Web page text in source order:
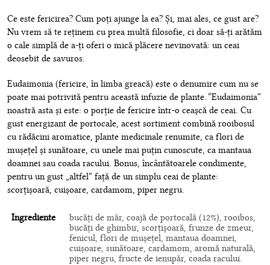
Ce este fericirea? Cum poți ajunge la ea? Și, mai ales, ce gust are?
Nu vrem să te reținem cu prea multă filosofie, ci doar să-ți arătăm
o cale simplă de a-ți oferi o mică plăcere nevinovată: un ceai
deosebit de savuros.
Eudaimonia (fericire, în limba greacă) este o denumire cum nu se
poate mai potrivită pentru această infuzie de plante. “Eudaimonia”
noastră asta și este: o porție de fericire într-o ceașcă de ceai. Cu
gust energizant de portocale, acest sortiment combină rooibosul
cu rădăcini aromatice, plante medicinale renumite, ca flori de
mușețel și sunătoare, cu unele mai puțin cunoscute, ca mantaua
doamnei sau coada racului. Bonus, încântătoarele condimente,
pentru un gust „altfel” față de un simplu ceai de plante:
scorțișoară, cuișoare, cardamom, piper negru.
Ingrediente
bucăți de măr, coajă de portocală (12%), rooibos,
bucăți de ghimbir, scorțișoară, frunze de zmeur,
fenicul, flori de mușețel, mantaua doamnei,
cuișoare, sunătoare, cardamom, aromă naturală,
piper negru, fructe de ienupăr, coada racului.